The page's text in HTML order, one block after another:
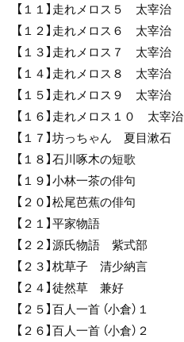
【１１】走れメロス５ 太宰治
【１２】走れメロス６ 太宰治
【１３】走れメロス７ 太宰治
【１４】走れメロス８ 太宰治
【１５】走れメロス９ 太宰治
【１６】走れメロス１０ 太宰治
【１７】坊っちゃん 夏目漱石
【１８】石川啄木の短歌
【１９】小林一茶の俳句
【２０】松尾芭蕉の俳句
【２１】平家物語
【２２】源氏物語 紫式部
【２３】枕草子 清少納言
【２４】徒然草 兼好
【２５】百人一首 （小倉）１
【２６】百人一首 （小倉）２